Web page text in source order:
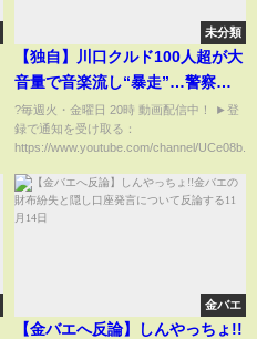
未分類
【独自】川口クルド100人超が大
音量で音楽流し“暴走”…警察出
動も「日本人の理解足りない」
【GTA5】
?毎週火・金曜日 20時 動画配信中！ ►登
録で通知を受け取る：
https://www.youtube.com/channel/UCe08b...
金バエ
【金バエへ反論】しんやっちょ!!